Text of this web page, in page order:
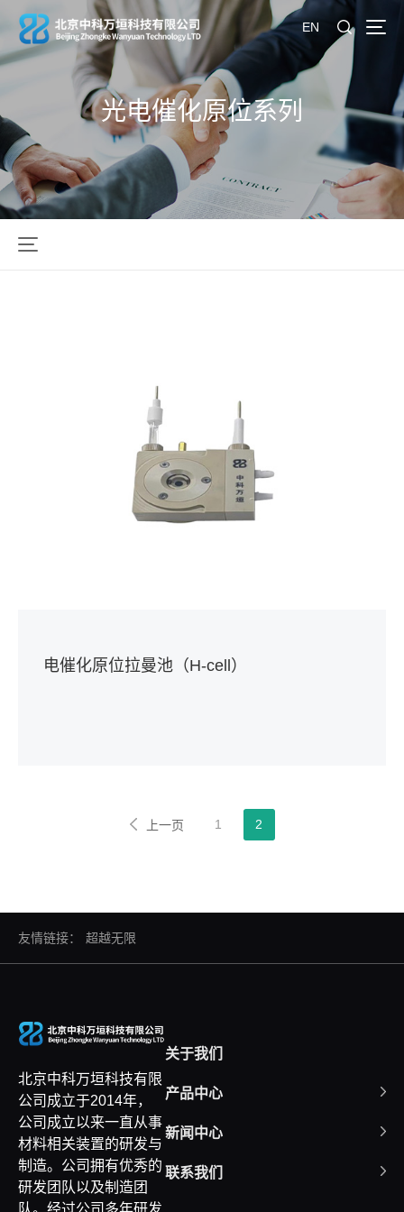
EN
光电催化原位系列
电催化原位拉曼池（H-cell）
上一页 1 2
友情链接： 超越无限
北京中科万垣科技有限
公司成立于2014年，
公司成立以来一直从事
材料相关装置的研发与
制造。公司拥有优秀的
研发团队以及制造团
队。经过公司多年研发
关于我们
产品中心
新闻中心
联系我们